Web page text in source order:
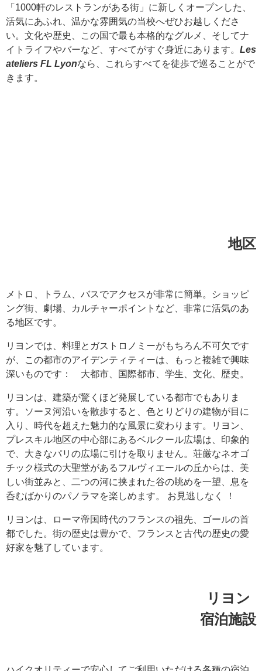
「1000軒のレストランがある街」に新しくオープンした、
活気にあふれ、温かな雰囲気の当校へぜひお越しくださ
い。文化や歴史、この国で最も本格的なグルメ、そしてナ
イトライフやバーなど、すべてがすぐ身近にあります。 Les
ateliers FL Lyonなら、これらすべてを徒歩で巡ることがで
きます。
地区
メトロ、トラム、バスでアクセスが非常に簡単。ショッピ
ング街、劇場、カルチャーポイントなど、非常に活気のあ
る地区です。
リヨンでは、料理とガストロノミーがもちろん不可欠です
が、この都市のアイデンティティーは、もっと複雑で興味
深いものです： 大都市、国際都市、学生、文化、歴史。
リヨンは、建築が驚くほど発展している都市でもありま
す。ソーヌ河沿いを散歩すると、色とりどりの建物が目に
入り、時代を超えた魅力的な風景に変わります。リヨン、
プレスキル地区の中心部にあるベルクール広場は、印象的
で、大きなパリの広場に引けを取りません。荘厳なネオゴ
チック様式の大聖堂があるフルヴィエールの丘からは、美
しい街並みと、二つの河に挟まれた谷の眺めを一望、息を
呑むばかりのパノラマを楽しめます。 お見逃しなく ！
リヨンは、ローマ帝国時代のフランスの祖先、ゴールの首
都でした。街の歴史は豊かで、フランスと古代の歴史の愛
好家を魅了しています。
リヨン
宿泊施設